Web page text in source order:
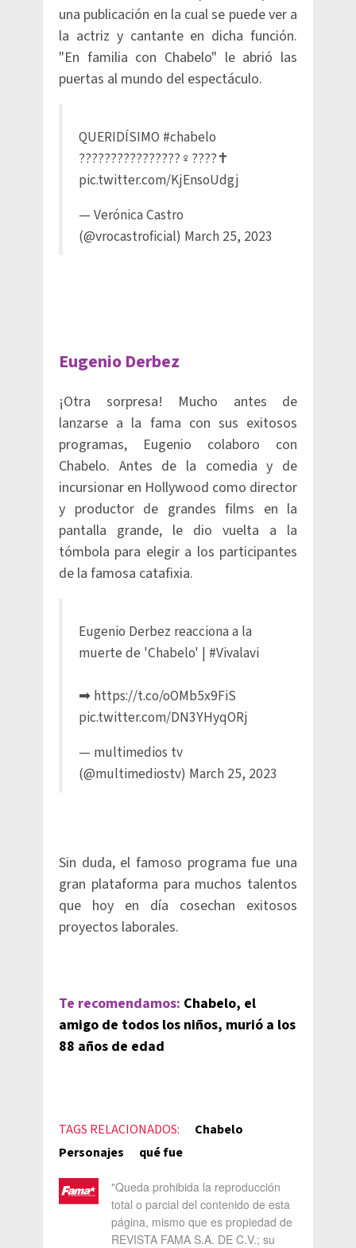
una publicación en la cual se puede ver a
la actriz y cantante en dicha función.
"En familia con Chabelo" le abrió las
puertas al mundo del espectáculo.
QUERIDÍSIMO #chabelo
????????????????‍♀️????✝️
pic.twitter.com/KjEnsoUdgj
— Verónica Castro
(@vrocastroficial) March 25, 2023
Eugenio Derbez
¡Otra sorpresa! Mucho antes de
lanzarse a la fama con sus exitosos
programas, Eugenio colaboro con
Chabelo. Antes de la comedia y de
incursionar en Hollywood como director
y productor de grandes films en la
pantalla grande, le dio vuelta a la
tómbola para elegir a los participantes
de la famosa catafixia.
Eugenio Derbez reacciona a la
muerte de 'Chabelo' | #Vivalavi
➡ https://t.co/oOMb5x9FiS
pic.twitter.com/DN3YHyqORj
— multimedios tv
(@multimediostv) March 25, 2023
Sin duda, el famoso programa fue una
gran plataforma para muchos talentos
que hoy en día cosechan exitosos
proyectos laborales.
Te recomendamos: Chabelo, el
amigo de todos los niños, murió a los
88 años de edad
TAGS RELACIONADOS:
Chabelo
Personajes
qué fue
"Queda prohibida la reproducción
total o parcial del contenido de esta
página, mismo que es propiedad de
REVISTA FAMA S.A. DE C.V.; su